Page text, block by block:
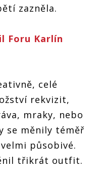
zazněla.
Foru Karlín
celé
rekvizit,
mraky, nebo
se měnily téměř
působivé.
třikrát outfit.